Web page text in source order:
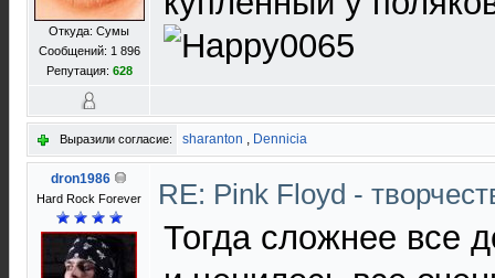
Откуда: Сумы
Сообщений: 1 896
Репутация: 628
Выразили согласие: sharanton , Dennicia
dron1986
Hard Rock Forever RE: Pink Floyd -
Тогда сложнее все